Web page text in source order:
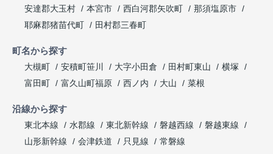
安達郡大玉村
本宮市 西白河郡矢吹町
那須塩原市
耶麻郡猪苗代町
田村郡三春町
町名から探す
大槻町
安積町笹川 大字小田倉 田村町東山
横塚
富田町
富久山町福原 西ノ内 大山 菜根
沿線から探す
東北本線
水郡線 東北新幹線 磐越西線
磐越東線
山形新幹線
会津鉄道 只見線 常磐線